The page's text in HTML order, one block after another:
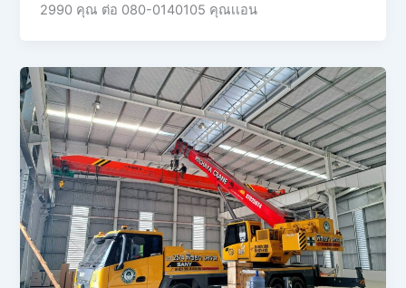
2990 คุณ ต่อ 080-0140105 คุณเเอน